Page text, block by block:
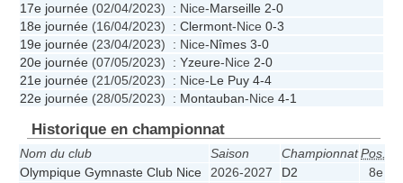
17e journée (02/04/2023) : Nice-Marseille 2-0
18e journée (16/04/2023) : Clermont-Nice 0-3
19e journée (23/04/2023) : Nice-Nîmes 3-0
20e journée (07/05/2023) : Yzeure-Nice 2-0
21e journée (21/05/2023) : Nice-Le Puy 4-4
22e journée (28/05/2023) : Montauban-Nice 4-1
Historique en championnat
Nom du club Saison ChampionnatPos.
Olympique Gymnaste Club Nice
2026-2027 D2 8e